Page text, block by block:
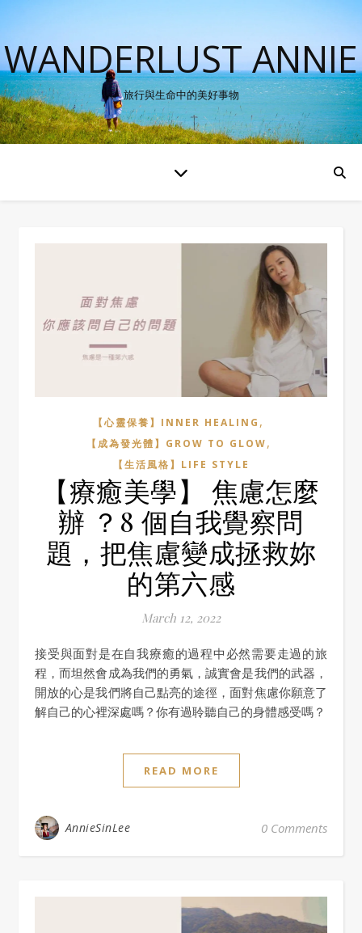
WANDERLUST ANNIE
旅行與生命中的美好事物
【心靈保養】INNER HEALING ,
【成為發光體】GROW TO GLOW,
【生活風格】LIFE STYLE
【療癒美學】 焦慮怎麼
辦 ？8 個自我覺察問
題，把焦慮變成拯救妳
的第六感
March 12, 2022
接受與面對是在自我療癒的過程中必然需要走過的旅
程，而坦然會成為我們的勇氣，誠實會是我們的武器，
開放的心是我們將自己點亮的途徑，面對焦慮你願意了
解自己的心裡深處嗎？你有過聆聽自己的身體感受嗎？
READ MORE
AnnieSinLee 0 Comments